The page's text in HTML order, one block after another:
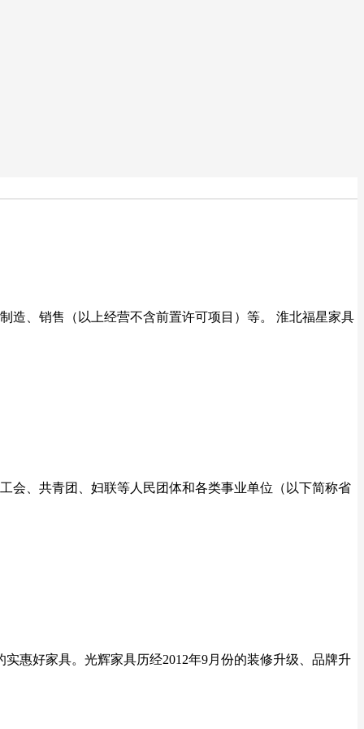
造、销售（以上经营不含前置许可项目）等。 淮北福星家具
会、共青团、妇联等人民团体和各类事业单位（以下简称省
惠好家具。光辉家具历经2012年9月份的装修升级、品牌升